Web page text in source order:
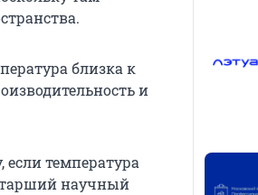
близка к
и
температура
научный